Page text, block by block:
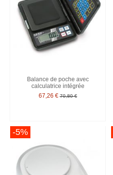
Balance de poche avec
calculatrice intégrée
67,26 € 70,80 €
-5%